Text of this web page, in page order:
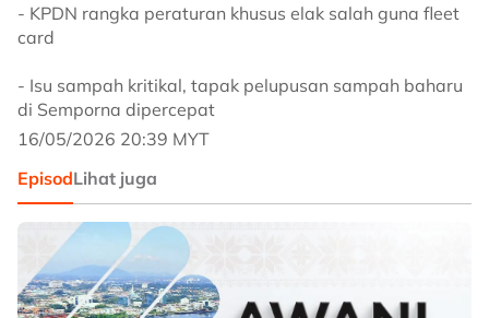
- KPDN rangka peraturan khusus elak salah guna fleet
card
- Isu sampah kritikal, tapak pelupusan sampah baharu
di Semporna dipercepat
16/05/2026 20:39 MYT
EpisodLihat juga